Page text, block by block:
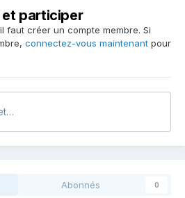
et participer
faut créer un compte membre. Si
connectez-vous maintenant pour
Abonnés 0